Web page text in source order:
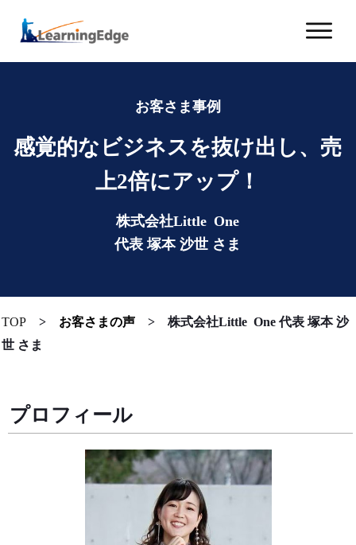
お客さま事例
感覚的なビジネスを抜け出し、売
上2倍にアップ！
株式会社Little One
代表 塚本 沙世 さま
TOP > お客さまの声 > 株式会社Little One 代表 塚本 沙
世 さま
プロフィール